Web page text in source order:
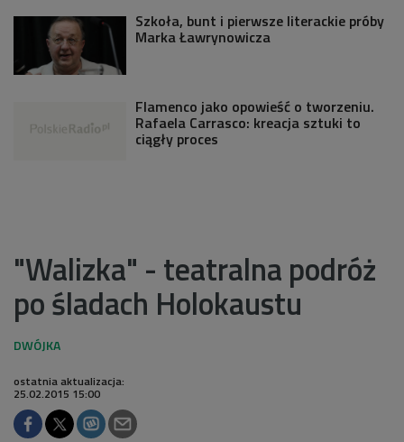
Szkoła, bunt i pierwsze literackie próby
Marka Ławrynowicza
Flamenco jako opowieść o tworzeniu.
Rafaela Carrasco: kreacja sztuki to
ciągły proces
"Walizka" - teatralna podróż
po śladach Holokaustu
ostatnia aktualizacja:
25.02.2015 15:00